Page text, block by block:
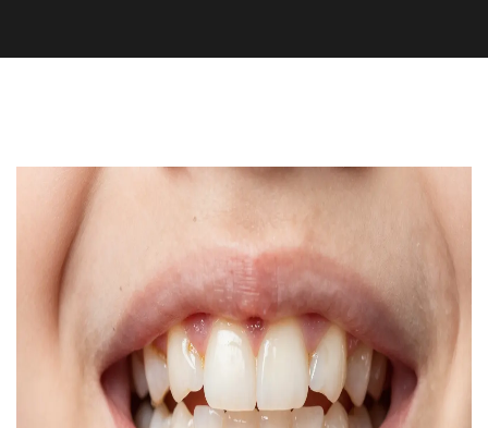
Zdraví a péče o zuby